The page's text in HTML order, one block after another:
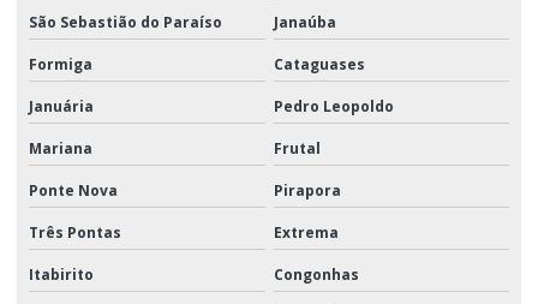
São Sebastião do Paraíso Janaúba
Formiga Cataguases
Januária Pedro Leopoldo
Mariana Frutal
Ponte Nova Pirapora
Três Pontas Extrema
Itabirito Congonhas